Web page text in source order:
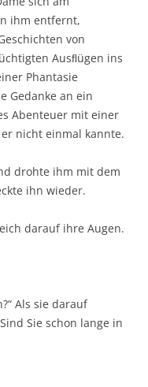
ihm entfernt,
von
Ausﬂügen ins
Phantasie
Gedanke an ein
Abenteuer mit einer
nicht einmal kannte.
drohte ihm mit dem
ihn wieder.
darauf ihre Augen.
Als sie darauf
Sie schon lange in